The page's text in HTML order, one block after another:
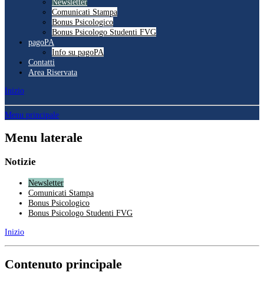
Comunicati Stampa
Bonus Psicologico
Bonus Psicologo Studenti FVG
pagoPA
Info su pagoPA
Contatti
Area Riservata
Inizio
Menu principale
Menu laterale
Notizie
Newsletter
Comunicati Stampa
Bonus Psicologico
Bonus Psicologo Studenti FVG
Inizio
Contenuto principale